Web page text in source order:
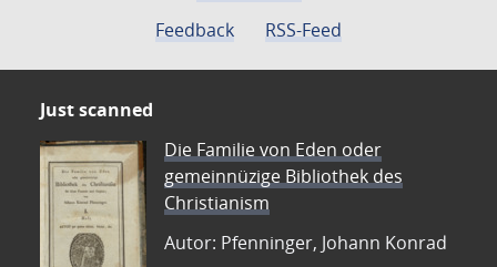
Feedback
RSS-Feed
Just scanned
Die Familie von Eden oder
gemeinnüzige Bibliothek des
Christianism
Autor: Pfenninger, Johann Konrad